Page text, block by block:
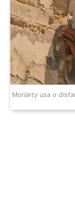
Moriarty usa o